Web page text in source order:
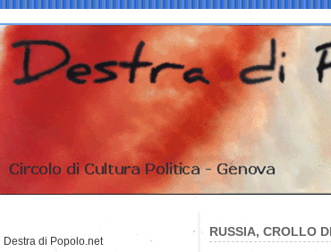
RUSSIA, CROLLO
Destra di Popolo.net